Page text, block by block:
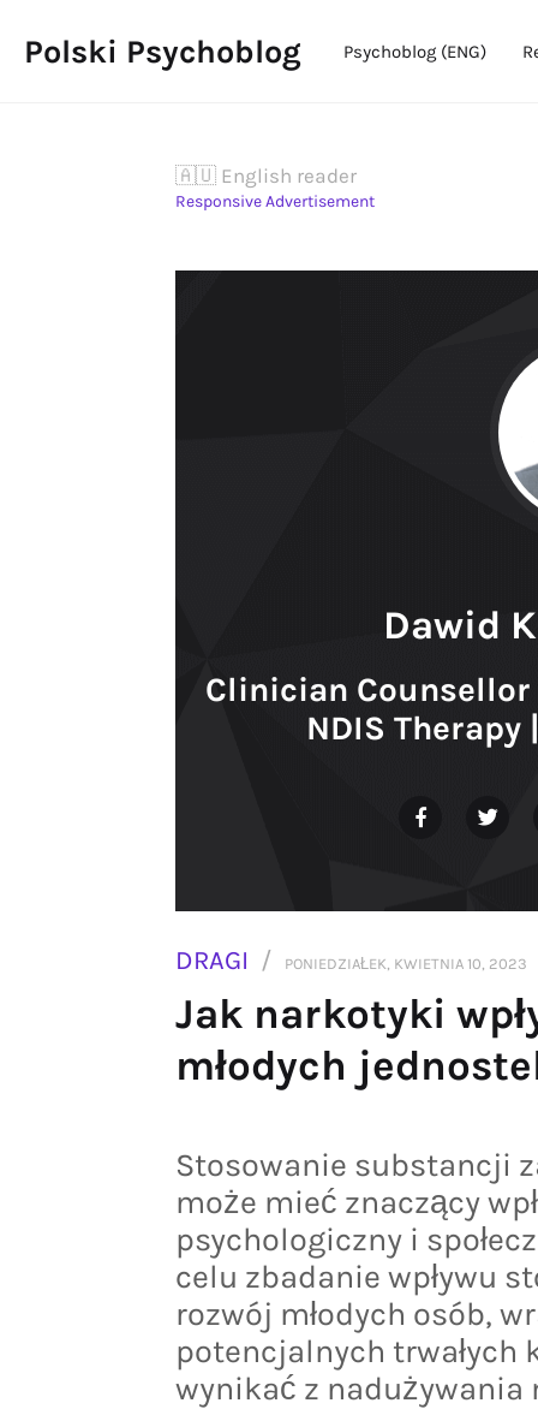
Polski Psychoblog Psychoblog (ENG)
🇦🇺 English reader
Responsive Advertisement
Dawid
Clinician
NDIS Therapy
DRAGI PONIEDZIAŁEK, KWIETNIA 10, 2023
Jak narkotyki
młodych
Stosowanie substancji
może mieć znaczący
psychologiczny i
celu zbadanie wpływu
rozwój młodych osób,
potencjalnych trwałych
wynikać z nadużywania